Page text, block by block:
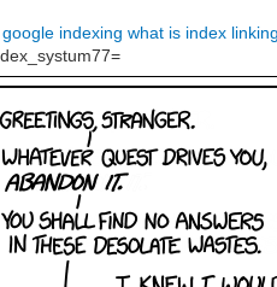
indexing what is index linking